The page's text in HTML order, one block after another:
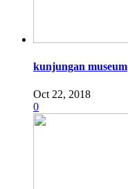
kunjungan museum
Oct 22, 2018
0